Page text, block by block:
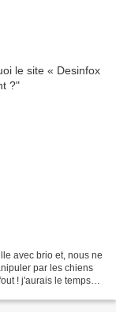
avec brio et, nous ne
par les chiens
! j'aurais le temps